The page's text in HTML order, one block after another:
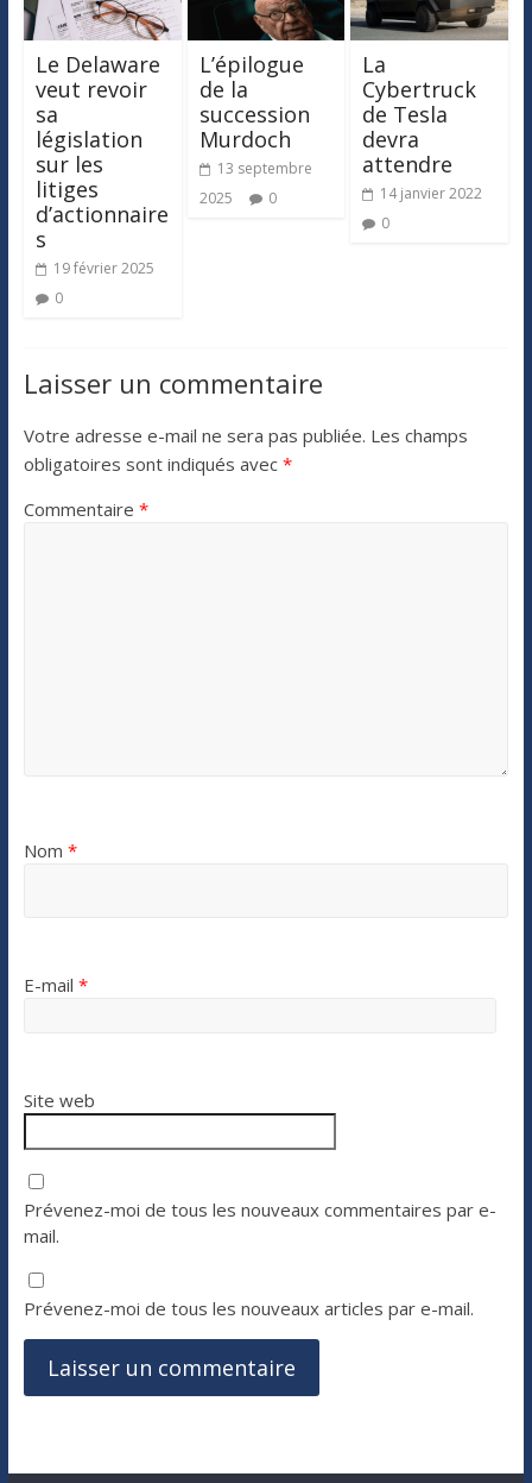
Le Delaware
veut revoir
sa
législation
sur les
litiges
d’actionnaire
s
19 février 2025
0
L’épilogue
de la
succession
Murdoch
13 septembre
2025
0
La
Cybertruck
de Tesla
devra
attendre
14 janvier 2022
0
Laisser un commentaire
Votre adresse e-mail ne sera pas publiée. Les champs
obligatoires sont indiqués avec *
Commentaire *
Nom *
E-mail *
Site web
Prévenez-moi de tous les nouveaux commentaires par e-
mail.
Prévenez-moi de tous les nouveaux articles par e-mail.